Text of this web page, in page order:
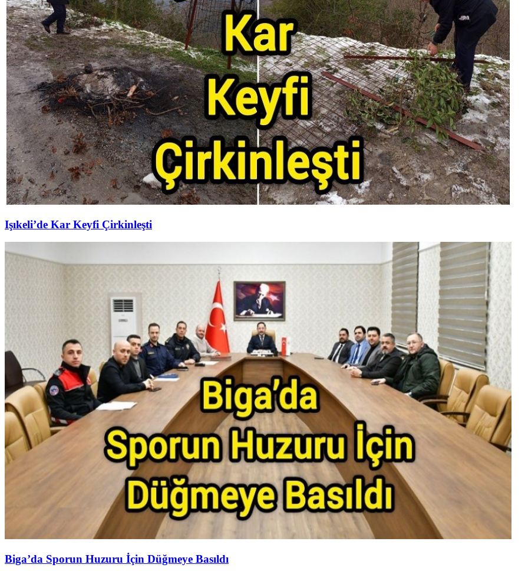
Işıkeli’de Kar Keyfi Çirkinleşti
Biga’da Sporun Huzuru İçin Düğmeye Basıldı